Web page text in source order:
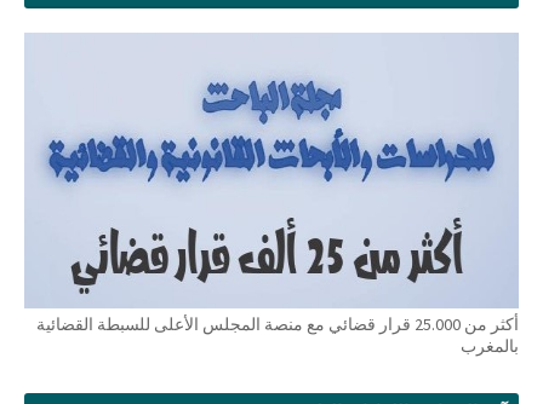
أكثر من 25.000 قرار قضائي مع منصة المجلس الأعلى للسبطة القضائية
بالمغرب